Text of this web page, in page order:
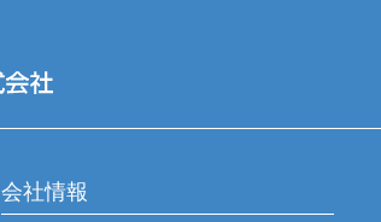
会社情報